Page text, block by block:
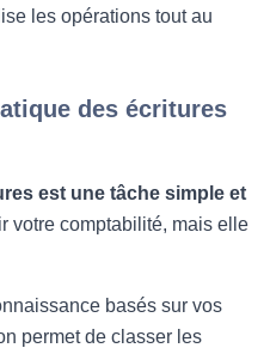
les opérations tout au
des écritures
est une tâche simple et
votre comptabilité, mais elle
basés sur vos
permet de classer les